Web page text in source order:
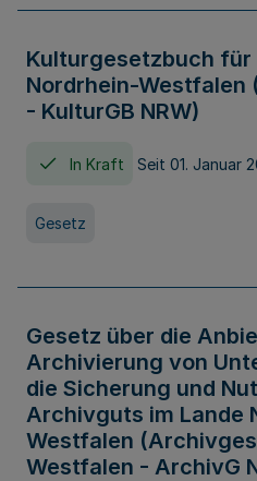
Kulturgesetzbuch für
Nordrhein-Westfalen
- KulturGB NRW)
In Kraft Seit 01. Januar
Gesetz
Gesetz über die
Archivierung von
die Sicherung und
Archivguts im Lande
Westfalen
Westfalen - ArchivG